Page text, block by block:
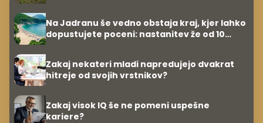
Na Jadranu še vedno obstaja kraj, kjer lahko
dopustujete poceni: nastanitev že od 10
Zakaj nekateri mladi napredujejo dvakrat
hitreje od svojih vrstnikov?
Zakaj visok IQ še ne pomeni uspešne
kariere?